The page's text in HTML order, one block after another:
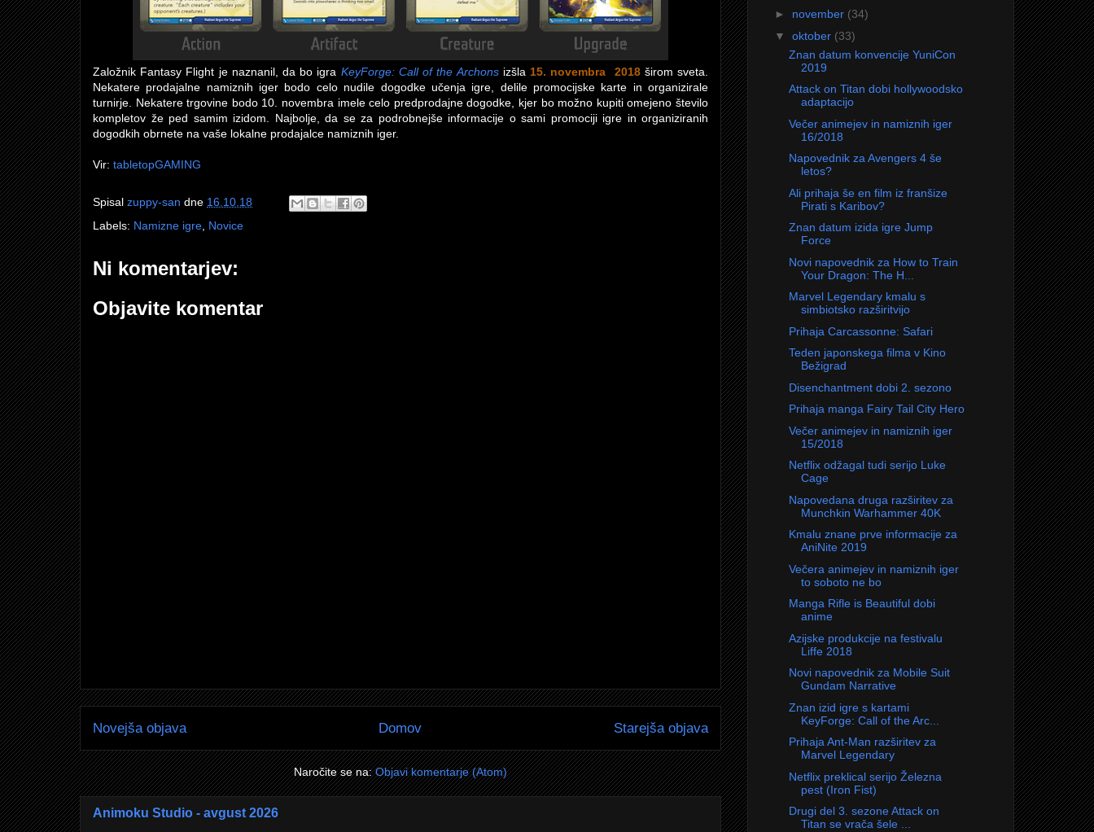
Založnik Fantasy Flight je naznanil, da bo igra KeyForge: Call of the Archonsizšla 15. novembra 2018širom sveta.
Nekatere prodajalne namiznih iger bodo celo nudile dogodke učenja igre, delile promocijske karte in organizirale
turnirje. Nekatere trgovine bodo 10. novembra imele celo predprodajne dogodke, kjer bo možno kupiti omejeno število
kompletov že ped samim izidom. Najbolje, da se za podrobnejše informacije o sami promociji igre in organiziranih
dogodkih obrnete na vaše lokalne prodajalce namiznih iger.
Vir: tabletopGAMING
Spisal zuppy-san dne 16.10.18
Labels: Namizne igre Novice
Ni komentarjev:
Objavite komentar
Novejša objava Starejša objava
Domov
Naročite se na:Objavi komentarje (Atom)
Animoku Studio - avgust 2026
► november (34)
▼ oktober (33)
Znan datum konvencije YuniCon
2019
Attack on Titan dobi hollywoodsko
adaptacijo
Večer animejev in namiznih iger
16/2018
Napovednik za Avengers 4 še
letos?
Ali prihaja še en film iz franšize
Pirati s Karibov?
Znan datum izida igre Jump
Force
Novi napovednik za How to Train
Your Dragon: The H...
Marvel Legendary kmalu s
simbiotsko razširitvijo
Prihaja Carcassonne: Safari
Teden japonskega filma v Kino
Bežigrad
Disenchantment dobi 2. sezono
Prihaja manga Fairy Tail City Hero
Večer animejev in namiznih iger
15/2018
Netflix odžagal tudi serijo Luke
Cage
Napovedana druga razširitev za
Munchkin Warhammer 40K
Kmalu znane prve informacije za
AniNite 2019
Večera animejev in namiznih iger
to soboto ne bo
Manga Rifle is Beautiful dobi
anime
Azijske produkcije na festivalu
Liffe 2018
Novi napovednik za Mobile Suit
Gundam Narrative
Znan izid igre s kartami
KeyForge: Call of the Arc...
Prihaja Ant-Man razširitev za
Marvel Legendary
Netflix preklical serijo Železna
pest (Iron Fist)
Drugi del 3. sezone Attack on
Titan se vrača šele ...